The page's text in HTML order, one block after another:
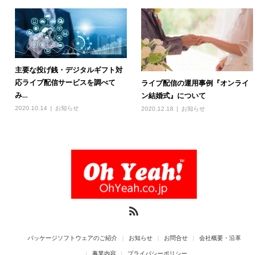
主要な投げ銭・デジタルギフト対
応ライブ配信サービスを調べて
み...
2020.10.14 お知らせ
ライブ配信の運用事例『オンライ
ン結婚式』について
2020.12.18 お知らせ
パッケージソフトウェアのご紹介 お知らせ お問合せ 会社概要・沿革